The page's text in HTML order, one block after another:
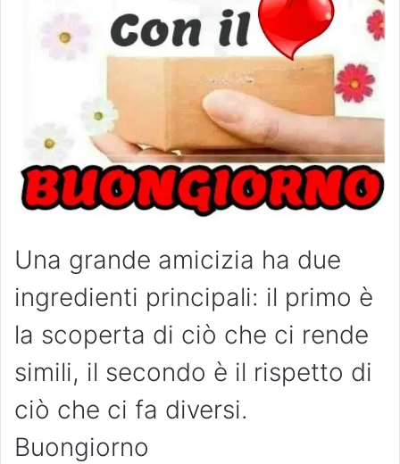
Una grande amicizia ha due
ingredienti principali: il primo è
la scoperta di ciò che ci rende
simili, il secondo è il rispetto di
ciò che ci fa diversi.
Buongiorno